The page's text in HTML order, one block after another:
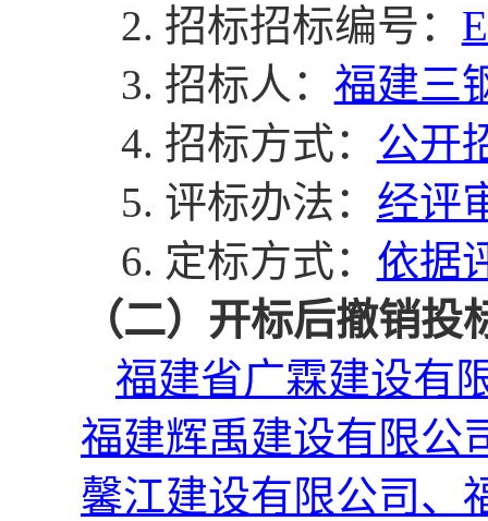
2. 招标招标编号：
3. 招标人： 福建三
4. 招标方式： 公开
5. 评标办法： 经评
6. 定标方式： 依据
（二）开标后撤销
福建省广霖建设有
福建辉禹建设有限公
馨江建设有限公司 、